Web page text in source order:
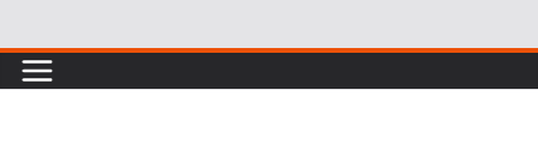
to
content